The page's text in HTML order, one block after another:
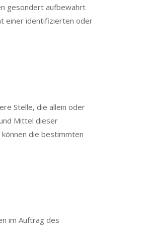
gesondert aufbewahrt
einer identifizierten oder
Stelle, die allein oder
Mittel dieser
die bestimmten
im Auftrag des